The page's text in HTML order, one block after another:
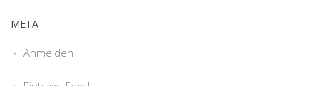
META
Anmelden